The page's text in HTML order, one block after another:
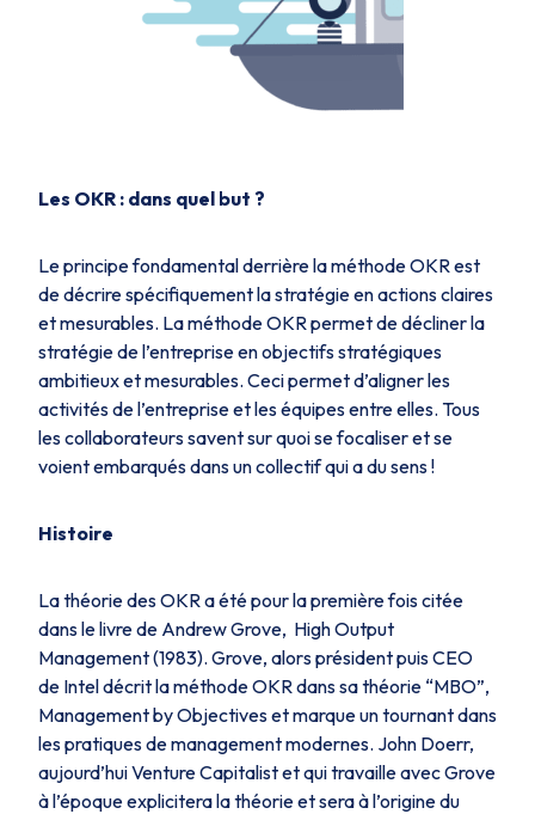
Les OKR : dans quel but ?
Le principe fondamental derrière la méthode OKR est
de décrire spécifiquement la stratégie en actions claires
et mesurables. La méthode OKR permet de décliner la
stratégie de l’entreprise en objectifs stratégiques
ambitieux et mesurables. Ceci permet d’aligner les
activités de l’entreprise et les équipes entre elles. Tous
les collaborateurs savent sur quoi se focaliser et se
voient embarqués dans un collectif qui a du sens !
Histoire
La théorie des OKR a été pour la première fois citée
dans le livre de Andrew Grove, High Output
Management (1983). Grove, alors président puis CEO
de Intel décrit la méthode OKR dans sa théorie “MBO”,
Management by Objectiveset marque un tournant dans
les pratiques de management modernes. John Doerr,
aujourd’hui Venture Capitalist et qui travaille avec Grove
à l’époque explicitera la théorie et sera à l’origine du